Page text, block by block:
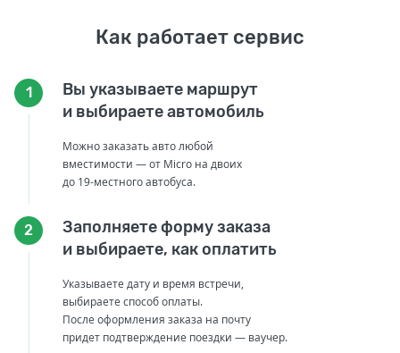
Как работает сервис
1
Вы указываете маршрут
и выбираете автомобиль
Можно заказать авто любой
вместимости — от Micro на двоих
до 19-местного автобуса.
2
Заполняете форму заказа
и выбираете, как оплатить
Указываете дату и время встречи,
выбираете способ оплаты.
После оформления заказа на почту
придет подтверждение поездки — ваучер.